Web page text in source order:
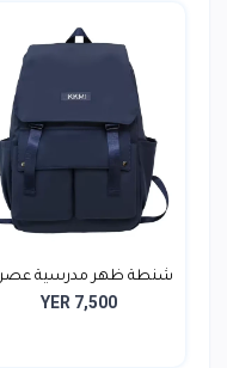
شنطة ظهر مدرسية
YER 7,500